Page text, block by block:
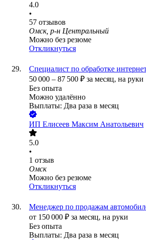
4.0
•
57 отзывов
Омск, р-н Центральный
Можно без резюме
Откликнуться
Специалист по обработке
50 000 – 87 500 ₽ за месяц, на руки
Без опыта
Можно удалённо
Выплаты: Два раза в месяц
ИП Елисеев Максим Анатольевич
5.0
•
1 отзыв
Омск
Можно без резюме
Откликнуться
Менеджер по продажам
от 150 000 ₽ за месяц, на руки
Без опыта
Выплаты: Два раза в месяц